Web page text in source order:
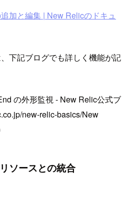
加と編集 | New Relicのドキュ
下記ブログでも詳しく機能が記
の外形監視 - New Relic公式ブ
new-relic-basics/New
ソースとの統合